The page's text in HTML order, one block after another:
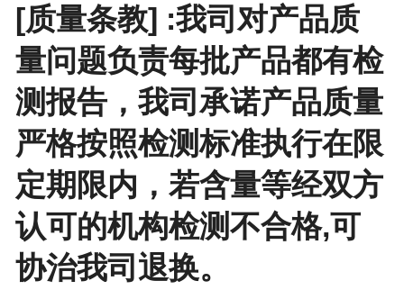
[质量条教] :我司对产品质
量问题负责每批产品都有检
测报告，我司承诺产品质量
严格按照检测标准执行在限
定期限内，若含量等经双方
认可的机构检测不合格,可
协治我司退换。